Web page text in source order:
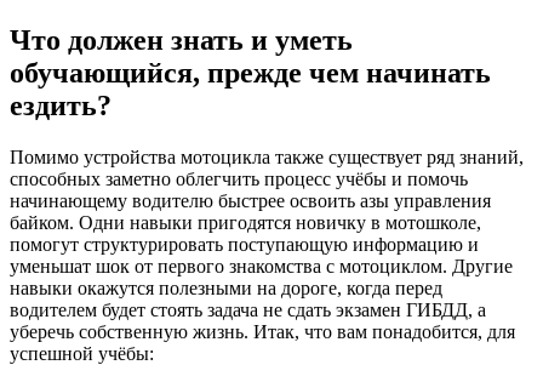
Что должен знать и уметь
обучающийся, прежде чем начинать
ездить?
Помимо устройства мотоцикла также существует ряд знаний,
способных заметно облегчить процесс учёбы и помочь
начинающему водителю быстрее освоить азы управления
байком. Одни навыки пригодятся новичку в мотошколе,
помогут структурировать поступающую информацию и
уменьшат шок от первого знакомства с мотоциклом. Другие
навыки окажутся полезными на дороге, когда перед
водителем будет стоять задача не сдать экзамен ГИБДД, а
уберечь собственную жизнь. Итак, что вам понадобится, для
успешной учёбы: